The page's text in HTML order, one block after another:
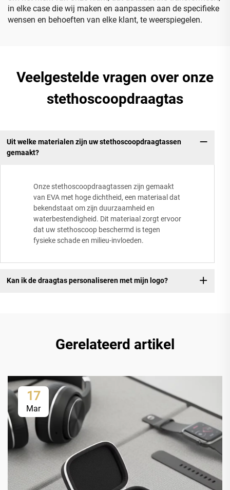
in elke case die wij maken en aanpassen aan de specifieke
wensen en behoeften van elke klant, te weerspiegelen.
Veelgestelde vragen over onze
stethoscoopdraagtas
Uit welke materialen zijn uw stethoscoopdraagtassen
gemaakt?
Onze stethoscoopdraagtassen zijn gemaakt
van EVA met hoge dichtheid, een materiaal dat
bekendstaat om zijn duurzaamheid en
waterbestendigheid. Dit materiaal zorgt ervoor
dat uw stethoscoop beschermd is tegen
fysieke schade en milieu-invloeden.
Kan ik de draagtas personaliseren met mijn logo?
Gerelateerd artikel
17
Mar